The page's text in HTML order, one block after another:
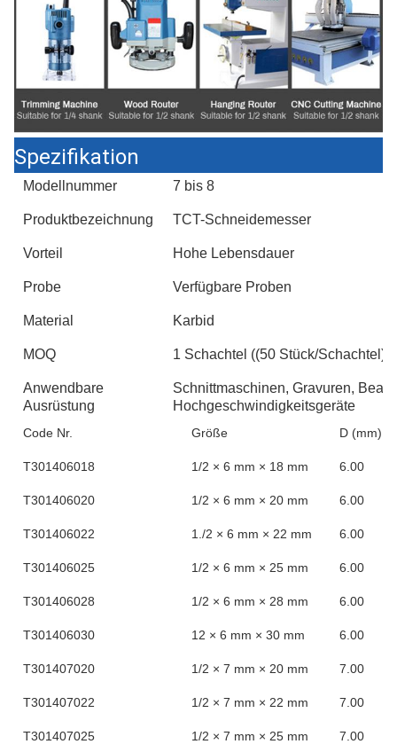
Spezifikation
Modellnummer 7 bis 8
Produktbezeichnung TCT-Schneidemesser
Vorteil Hohe Lebensdauer
Probe Verfügbare Proben
Material Karbid
MOQ 1 Schachtel ((50 Stück/Schachtel)
Anwendbare
Ausrüstung
Schnittmaschinen, Gravuren,
Hochgeschwindigkeitsgeräte
Code Nr. Größe D (mm)
T301406018 1/2 × 6 mm × 18 mm 6.00
T301406020 1/2 × 6 mm × 20 mm 6.00
T301406022 1./2 × 6 mm × 22 mm 6.00
T301406025 1/2 × 6 mm × 25 mm 6.00
T301406028 1/2 × 6 mm × 28 mm 6.00
T301406030 12 × 6 mm × 30 mm 6.00
T301407020 1/2 × 7 mm × 20 mm 7.00
T301407022 1/2 × 7 mm × 22 mm 7.00
T301407025 1/2 × 7 mm × 25 mm 7.00